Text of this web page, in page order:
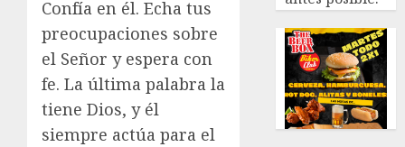
Confía en él. Echa tus
preocupaciones sobre
el Señor y espera con
fe. La última palabra la
tiene Dios, y él
siempre actúa para el